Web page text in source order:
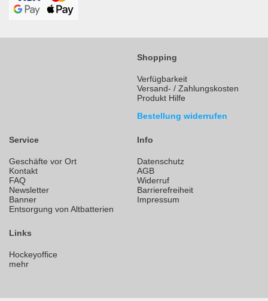
Shopping
Verfügbarkeit
Versand- / Zahlungskosten
Produkt Hilfe
Bestellung widerrufen
Service
Geschäfte vor Ort
Kontakt
FAQ
Newsletter
Banner
Entsorgung von Altbatterien
Info
Datenschutz
AGB
Widerruf
Barrierefreiheit
Impressum
Links
Hockeyoffice
mehr